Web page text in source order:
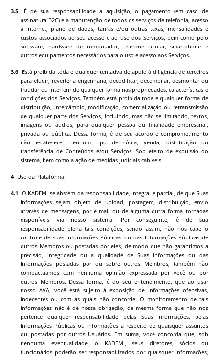
É de sua responsabilidade a aquisição, o pagamento (em caso de
assinatura B2C) e a manutenção de todos os serviços de telefonia, acesso
à internet, plano de dados, tarifas e/ou outras taxas, mensalidades e
custos associados ao seu acesso e ao uso dos Serviços, bem como pelo
software, hardware de computador, telefone celular, smartphone e
outros equipamentos necessários para o uso e acesso aos Serviços.
Está proibida toda e qualquer tentativa de apoio à diligência de terceiros
para eludir, reverter a engenharia, decodificar, decompilar, desmontar ou
fraudar ou interferir de qualquer forma nas propriedades, características e
condições dos Serviços. Também está proibida toda e qualquer forma de
distribuição, intercâmbio, modificação, comercialização ou retransmissão
de qualquer parte dos Serviços, incluindo, mas não se limitando, textos,
imagens ou áudios, para qualquer pessoa ou finalidade empresarial,
privada ou pública. Dessa forma, é de seu acordo e comprometimento
não estabelecer nenhum tipo de cópia, venda, distribuição ou
transferência de Conteúdos e/ou Serviços. Sob efeito de expulsão do
sistema, bem como a ação de medidas judiciais cabíveis.
Uso da Plataforma:
O KADEMI se abstém da responsabilidade, integral e parcial, de que Suas
Informações sejam objeto de upload, postagem, distribuição, envio
através de mensagens, por e-mail ou de alguma outra forma tornadas
disponíveis via nosso sistema. Por conseguinte, é de sua
responsabilidade plena tais condições, sendo assim, não nos cabe o
controle de suas Informações Públicas ou das Informações Públicas de
outros Membros ou postadas por eles, de modo que não garantimos a
precisão, integridade ou a qualidade de Suas Informações ou das
Informações postadas por ou sobre outros Membros, também não
compactuamos com nenhuma opinião expressada por você ou por
outros Membros. Dessa forma, é do seu entendimento, que ao usar
nosso AVA, você está sujeito à exposição de informações ofensivas,
indecentes ou com as quais não concorde. O monitoramento de tais
informações não é de nossa obrigação, da mesma forma que não nos
pertence qualquer responsabilidade pelas Suas Informações, pelas
Informações Públicas ou informações a respeito de quaisquer assuntos
ou postadas por outros Usuários. Em suma, você concorda que, sob
nenhuma eventualidade, o KADEMI, seus diretores, sócios ou
funcionários poderão ser responsabilizados por quaisquer informações,